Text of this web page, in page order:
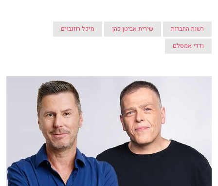
רשות החברות שירית אביטן כהן
מיכל רוזנבוים
ודדי אמסלם